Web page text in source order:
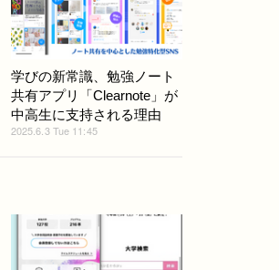
学びの新常識、勉強ノート
共有アプリ「Clearnote」が
中高生に支持される理由
2025.6.3 Tue 11:45